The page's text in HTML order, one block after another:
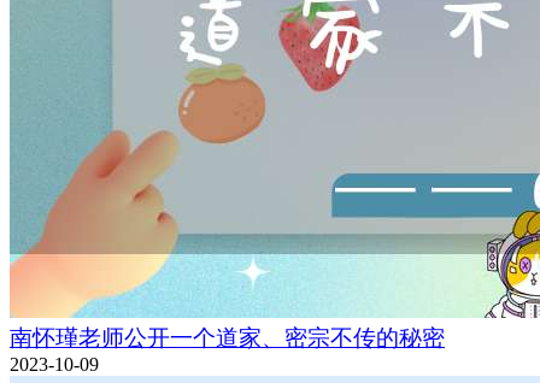
南怀瑾老师公开一个道家、密宗不传的秘密
2023-10-09